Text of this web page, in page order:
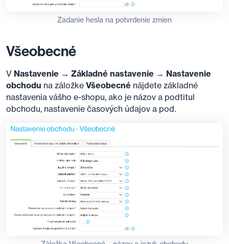
Zadanie hesla na potvrdenie zmien
Všeobecné
V Nastavenie → Základné nastavenie → Nastavenie
obchodu na záložke Všeobecné nájdete základné
nastavenia vášho e-shopu, ako je názov a podtitul
obchodu, nastavenie časových údajov a pod.